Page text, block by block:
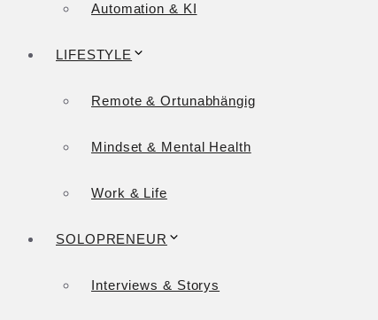
Automation & KI
LIFESTYLE
Remote & Ortunabhängig
Mindset & Mental Health
Work & Life
SOLOPRENEUR
Interviews & Storys